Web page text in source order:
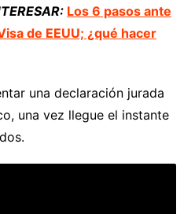
Los 6 pasos ante
de EEUU; ¿qué hacer
una declaración jurada
una vez llegue el instante